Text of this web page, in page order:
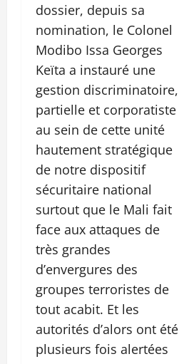
dossier, depuis sa
nomination, le Colonel
Modibo Issa Georges
Keïta a instauré une
gestion discriminatoire,
partielle et corporatiste
au sein de cette unité
hautement stratégique
de notre dispositif
sécuritaire national
surtout que le Mali fait
face aux attaques de
très grandes
d’envergures des
groupes terroristes de
tout acabit. Et les
autorités d’alors ont été
plusieurs fois alertées